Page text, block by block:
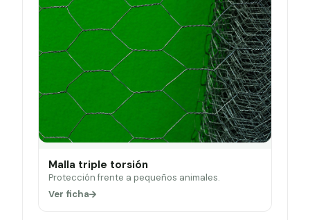
Malla triple torsión
Protección frente a pequeños animales.
Ver ficha